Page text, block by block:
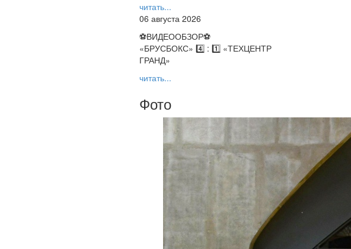
читать...
06 августа 2026
⚽️ВИДЕООБЗОР⚽️
«БРУСБОКС» 4️⃣ : 1️⃣ «ТЕХЦЕНТР
ГРАНД»
читать...
Фото